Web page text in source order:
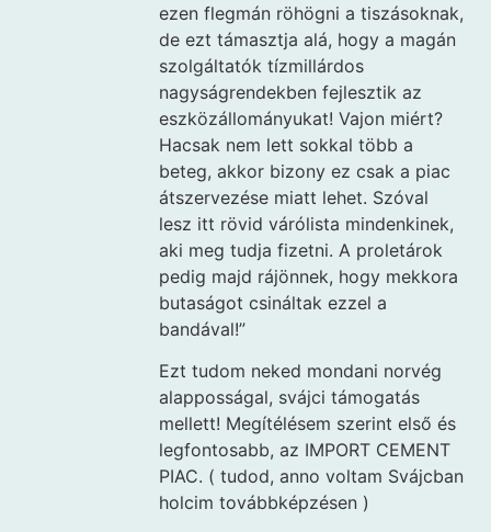
ezen flegmán röhögni a tiszásoknak,
de ezt támasztja alá, hogy a magán
szolgáltatók tízmillárdos
nagyságrendekben fejlesztik az
eszközállományukat! Vajon miért?
Hacsak nem lett sokkal több a
beteg, akkor bizony ez csak a piac
átszervezése miatt lehet. Szóval
lesz itt rövid várólista mindenkinek,
aki meg tudja fizetni. A proletárok
pedig majd rájönnek, hogy mekkora
butaságot csináltak ezzel a
bandával!”
Ezt tudom neked mondani norvég
alapposságal, svájci támogatás
mellett! Megítélésem szerint első és
legfontosabb, az IMPORT CEMENT
PIAC. ( tudod, anno voltam Svájcban
holcim továbbképzésen )